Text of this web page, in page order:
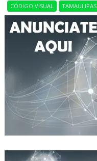
CÓDIGO VISUAL TAMAULIPAS